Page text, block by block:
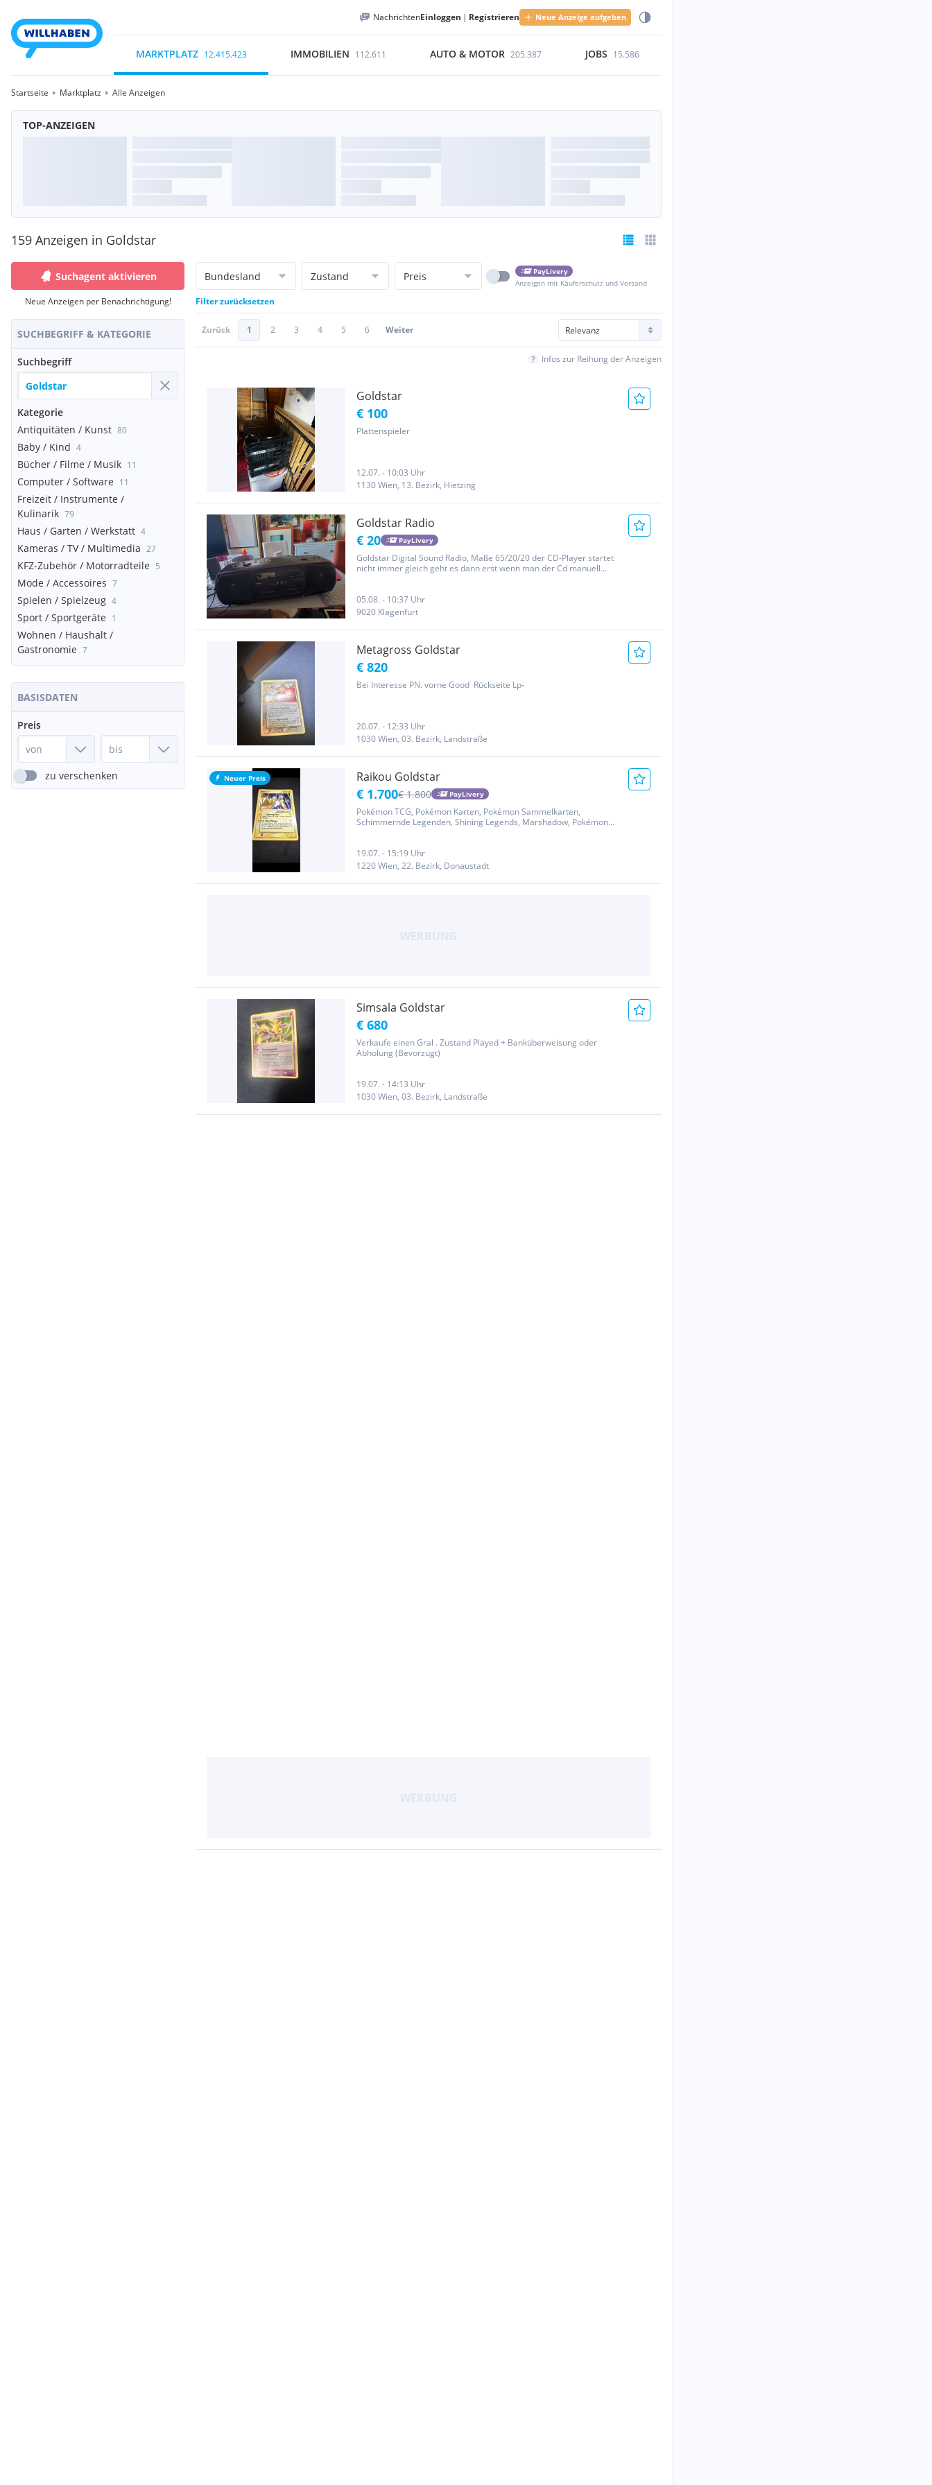
NachrichtenEinloggen | Registrieren Neue Anzeige aufgeben
MARKTPLATZ 12.415.423 IMMOBILIEN 112.611 AUTO & MOTOR 205.387 JOBS 15.586
Startseite Marktplatz Alle Anzeigen
TOP-ANZEIGEN
159 Anzeigen in Goldstar
Suchagent aktivieren
Neue Anzeigen per Benachrichtigung!
SUCHBEGRIFF & KATEGORIE
Suchbegriff
Kategorie
Antiquitäten / Kunst 80
Baby / Kind 4
Bücher / Filme / Musik 11
Computer / Software 11
Freizeit / Instrumente /
Kulinarik 79
Haus / Garten / Werkstatt 4
Kameras / TV / Multimedia 27
KFZ-Zubehör / Motorradteile 5
Mode / Accessoires 7
Spielen / Spielzeug 4
Sport / Sportgeräte 1
Wohnen / Haushalt /
Gastronomie 7
BASISDATEN
Preis
zu verschenken
Bundesland Zustand Preis
PayLivery
Anzeigen mit Käuferschutz und Versand
Filter zurücksetzen
Zurück 1 2 3 4 5 6 Weiter
Infos zur Reihung der Anzeigen
Goldstar
€ 100
Plattenspieler
12.07. - 10:03 Uhr
1130 Wien, 13. Bezirk, Hietzing
Goldstar Radio
€ 20 PayLivery
Goldstar Digital Sound Radio, Maße 65/20/20 der CD-Player startet
nicht immer gleich geht es dann erst wenn man der Cd manuell
05.08. - 10:37 Uhr
9020 Klagenfurt
Metagross Goldstar
€ 820
Bei Interesse PN. vorne Good Rückseite Lp-
20.07. - 12:33 Uhr
1030 Wien, 03. Bezirk, Landstraße
Neuer Preis Raikou Goldstar
€ 1.700€ 1.800 PayLivery
Pokémon TCG, Pokémon Karten, Pokémon Sammelkarten,
Schimmernde Legenden, Shining Legends, Marshadow, Pokémon
Rayquaza, Pokémon Trading...
19.07. - 15:19 Uhr
1220 Wien, 22. Bezirk, Donaustadt
Simsala Goldstar
€ 680
Verkaufe einen Gral . Zustand Played + Banküberweisung oder
Abholung (Bevorzugt)
19.07. - 14:13 Uhr
1030 Wien, 03. Bezirk, Landstraße